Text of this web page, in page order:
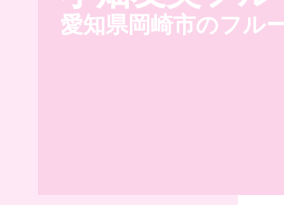
愛知県岡崎市のフル